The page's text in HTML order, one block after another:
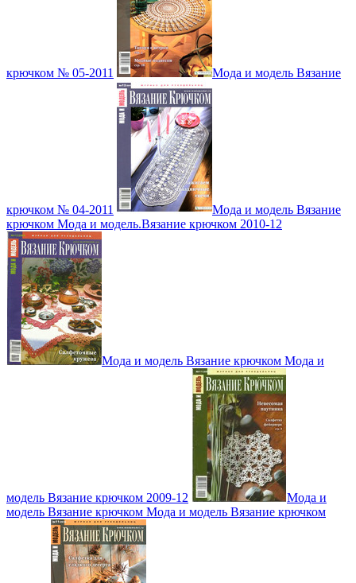
крючком № 05-2011 Мода и модель Вязание
крючком № 04-2011
Мода и модель Вязание
крючком Мода и модель.Вязание крючком 2010-12
Мода и модель Вязание крючком Мода и
модель Вязание крючком 2009-12
Мода и
модель Вязание крючком Мода и модель Вязание крючком